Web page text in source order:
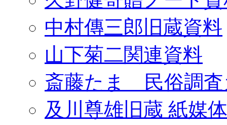
中村傳三郎旧蔵資料
山下菊二関連資料
斎藤たま 民俗調査
及川尊雄旧蔵 紙媒